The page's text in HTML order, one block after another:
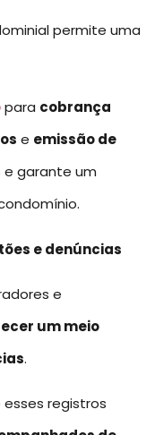
permite uma
para cobrança
e emissão de
e garante um
e denúncias
e
um meio
.
registros